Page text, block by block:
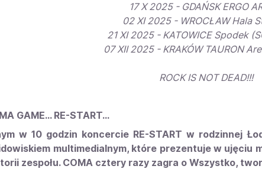
17 X 2025 - GDAŃSK ERGO
02 XI 2025 - WROCŁAW Hala
21 XI 2025 - KATOWICE Spodek
07 XII 2025 - KRAKÓW TAURON
ROCK IS NOT DEAD!!!
GAME… RE-START…
w 10 godzin koncercie RE-START w rodzinnej
multimedialnym, które prezentuje w ujęciu
zespołu. COMA cztery razy zagra o Wszystko,